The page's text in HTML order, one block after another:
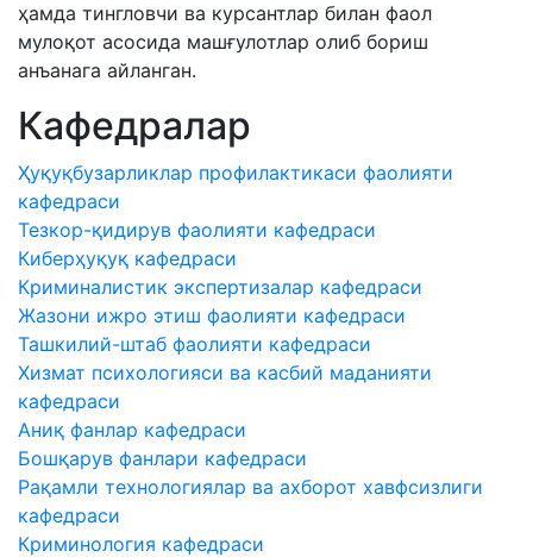
ҳамда тингловчи ва курсантлар билан фаол
мулоқот асосида машғулотлар олиб бориш
анъанага айланган.
Кафедралар
Ҳуқуқбузарликлар профилактикаси фаолияти
кафедраси
Тезкор-қидирув фаолияти кафедраси
Киберҳуқуқ кафедраси
Криминалистик экспертизалар кафедраси
Жазони ижро этиш фаолияти кафедраси
Ташкилий-штаб фаолияти кафедраси
Хизмат психологияси ва касбий маданияти
кафедраси
Аниқ фанлар кафедраси
Бошқарув фанлари кафедраси
Рақамли технологиялар ва ахборот хавфсизлиги
кафедраси
Криминология кафедраси